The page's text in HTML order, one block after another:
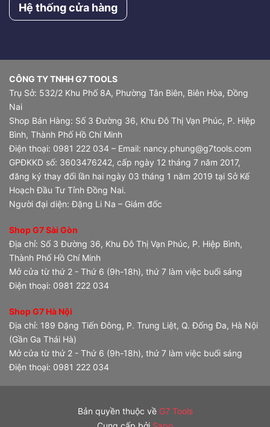
Hệ thống cửa hàng
CÔNG TY TNHH G7 TOOLS
Trụ Sở: 532/2 Khu Phố 8A, Phường Tân Biên, Biên Hòa, Đồng
Nai
Shop Bán Hàng: Số 3 Đường 36, Khu Đô Thị Vạn Phúc, P. Hiệp
Bình, Thành Phố Hồ Chí Minh
Điện thoại: 0981 222 034 – Email: nancy.phung@g7tools.com
GPĐKKD số: 3603476242, cấp ngày 12 tháng 7 năm 2017,
đăng ký thay đổi lần hai ngày 03 tháng 1 năm 2019 tại Sở Kế
Hoạch Đầu Tư Tỉnh Đồng Nai.
Người đại diện: Đặng Li Na – Giám đốc
Shop G7 Sài Gòn
Địa chỉ: Số 3 Đường 36, Khu Đô Thị Vạn Phúc, P. Hiệp Bình,
Thành Phố Hồ Chí Minh
Mở cửa từ thứ 2 - Thứ 6 (9h-18h), thứ 7 làm việc buổi sáng
Điện thoại: 0981 222 034
Shop G7 Hà Nội
Địa chỉ: 189 Đặng Tiến Đông, P. Trung Liệt, Q. Đống Đa, Hà Nội
(Gần Ga Thái Hà)
Mở cửa từ thứ 2 - Thứ 6 (9h-18h), thứ 7 làm việc buổi sáng
Điện thoại: 0981 222 034
Bản quyền thuộc về G7 Tools